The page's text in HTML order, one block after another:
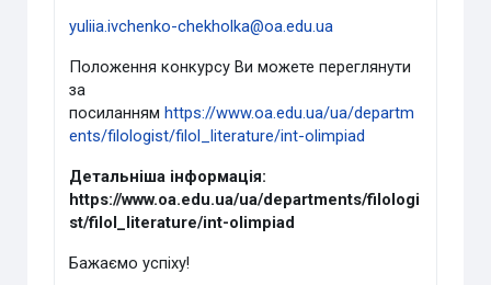
yuliia.ivchenko-chekholka@oa.edu.ua
Положення конкурсу Ви можете переглянути
за
посиланнямhttps://www.oa.edu.ua/ua/departm
ents/filologist/filol_literature/int-olimpiad
Детальніша інформація:
https://www.oa.edu.ua/ua/departments/filologi
st/filol_literature/int-olimpiad
Бажаємо успіху!